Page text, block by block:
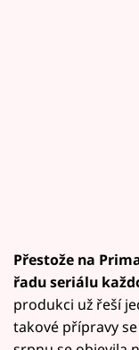
Přestože na
řadu seriálu
produkci už řeší
takové přípravy